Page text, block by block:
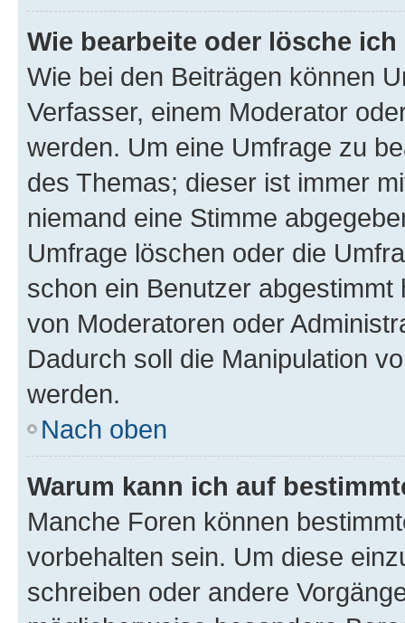
Wie bearbeite oder lösche
Wie bei den Beiträgen können
Verfasser, einem Moderator
werden. Um eine Umfrage zu
des Themas; dieser ist immer
niemand eine Stimme
Umfrage löschen oder die
schon ein Benutzer
von Moderatoren oder
Dadurch soll die Manipulation
werden.
Nach oben
Warum kann ich auf
Manche Foren können
vorbehalten sein. Um diese
schreiben oder andere